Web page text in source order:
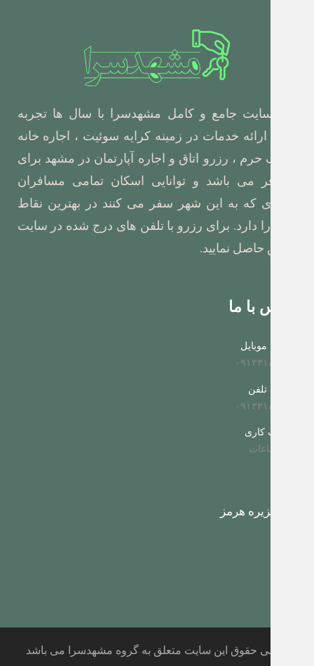
سایت جامع و کامل مشهدسرا با سال ها تجربه
ارائه خدمات در زمینه کرایه سوئیت ، اجاره خانه
حرم ، رزرو اتاق و اجاره آپارتمان در مشهد برای
می باشد و توانایی اسکان تمامی مسافران
که به این شهر سفر می کنند در بهترین نقاط
را دارد. برای رزرو با تلفن های درج شده در سایت
حاصل نمایید.
با ما
موبایل
کاری
جزیره هرمز
تمامی حقوق این سایت متعلق به گروه مشهدسرا می باشد